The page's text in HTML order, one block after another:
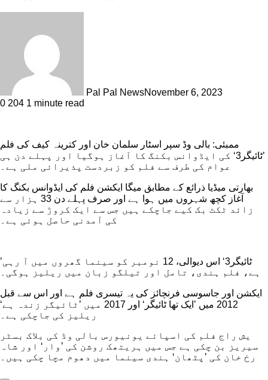
Pal Pal NewsNovember 6, 2023
0 204 1 minute read
ممبئی: بالی وڈ سپر اسٹار سلمان خان اور کترینہ کیف کی فلم
’ٹائیگر3‘ کی ایڈوانس بکنگ کا آغاز ہوگیا اور پہلے دن ہی
عوام کی طرف سے فلم کو زبردست پذیرائی ملی ہے۔
بھارتی میڈیا ذرائع کے مطابق میگا ایکشن فلم کی ایڈوانس بکنگ کا
آغاز کچھ شہروں میں ہوا ہے اور صرف پہلے دن 33 ہزار سے
زائد ٹکٹ بک کیے جاچکے ہیں جس سے ایک کروڑ سے زیادہ
کی آمدنی حاصل ہوئی ہے۔
’ٹائیگر3‘ اس دیوالی، 12 نومبر کو سینما گھروں میں آ رہی
ہے، فلم ہندی، تامل اور تیلگو زبان میں ریلیز ہوگی۔
ایکشن اور جاسوسی فرنچائز کی یہ تیسری فلم ہے اور اس سے قبل
2012 میں ’ایک تھا ٹائیگر‘ اور 2017 میں ’ٹائیگر زندہ ہے‘
ریلیز کی جاچکی ہے۔
یش راج فلم کی اسپائے یونیورس بالی وڈ کی بلاک بسٹر
سیریز بن چکی ہے جس میں ہریتھک روشن کی ’وار‘ اور شاہ
رخ خان کی ’پٹھان‘ ہندی سینما میں دھوم مچا چکی ہیں۔